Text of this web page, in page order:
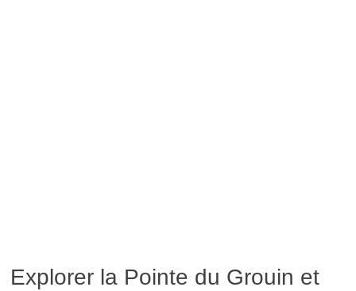
Explorer la Pointe du Grouin et